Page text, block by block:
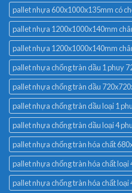
pallet nhựa 600x1000x135mm có
pallet nhựa 1200x1000x140mm
pallet nhựa 1200x1000x140mm
pallet nhựa chống tràn dầu 1 phuy
pallet nhựa chống tràn dầu
pallet nhựa chống tràn dầu loại 1
pallet nhựa chống tràn dầu loại 4
pallet nhựa chống tràn hóa chất
pallet nhựa chống tràn hóa chất loại
pallet nhựa chống tràn hóa chất